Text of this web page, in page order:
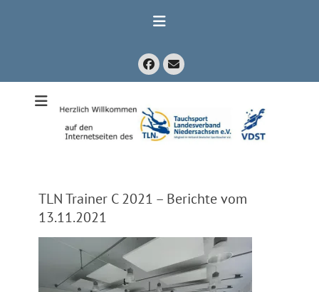
Facebook
E-
Mail
Tauchsport
Landesverband
TLN Trainer C 2021 – Berichte vom
13.11.2021